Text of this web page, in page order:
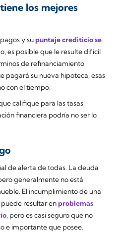
los mejores
y supuntaje crediticio se
es posible que le resulte difícil
de refinanciamiento
pagará su nueva hipoteca, esas
con el tiempo.
califique para las tasas
financiera podría no ser lo
de alerta de todas. La deuda
generalmente no está
El incumplimiento de una
resultar enproblemas
, pero es casi seguro que no
e importante que posee.